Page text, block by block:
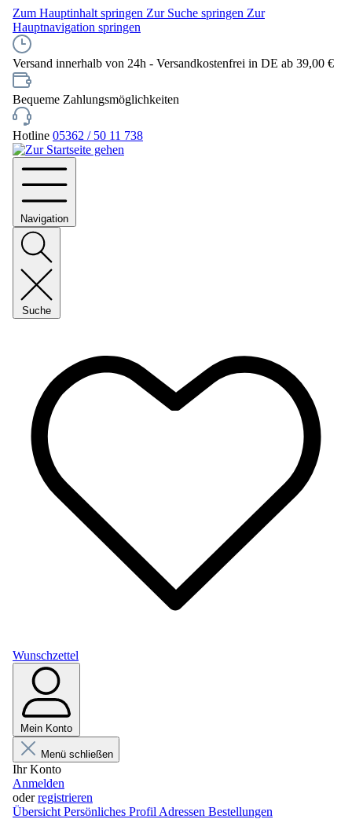
Zum Hauptinhalt springen Zur Suche springen Zur
Hauptnavigation springen
Versand innerhalb von 24h - Versandkostenfrei in DE ab 39,00 €
Bequeme Zahlungsmöglichkeiten
Hotline 05362 / 50 11 738
Navigation
Suche
Wunschzettel
Mein Konto
Menü schließen
Ihr Konto
Anmelden
oderregistrieren
Übersicht Persönliches Profil Adressen Bestellungen